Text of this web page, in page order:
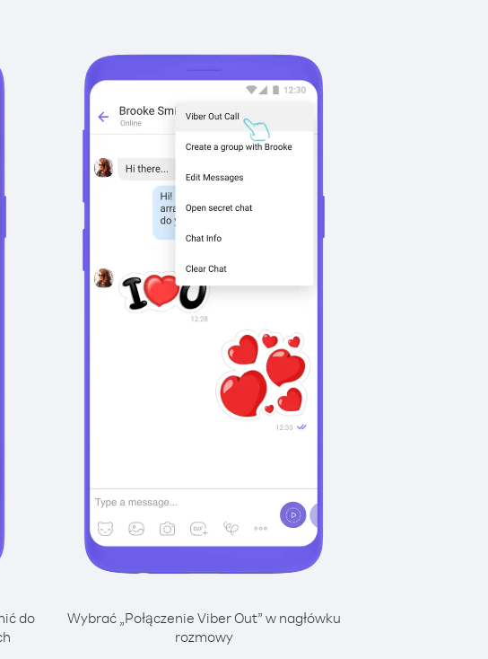
do
Wybrać „Połączenie Viber Out” w nagłówku
rozmowy